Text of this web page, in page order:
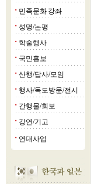
■ 민족문화 강좌
■ 성명/논평
■ 학술행사
■ 국민홍보
■ 산행/답사/모임
■ 행사/독도방문/전시
■ 간행물/회보
■ 강연/기고
■ 연대사업